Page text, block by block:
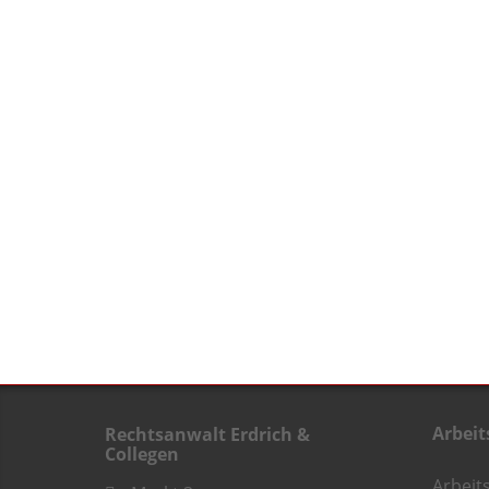
Rechtsanwalt Erdrich &
Collegen